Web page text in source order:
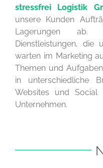
stressfrei Logistik
unsere Kunden
Lagerungen ab.
Dienstleistungen, die
warten im Marketing
Themen und
in unterschiedliche
Websites und Social
Unternehmen.